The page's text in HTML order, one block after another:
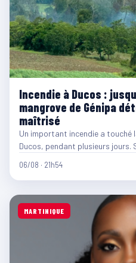
Incendie à Ducos :
mangrove de Génipa
maîtrisé
Un important incendie a touché
Ducos, pendant plusieurs
06/08 · 21h54
MARTINIQUE